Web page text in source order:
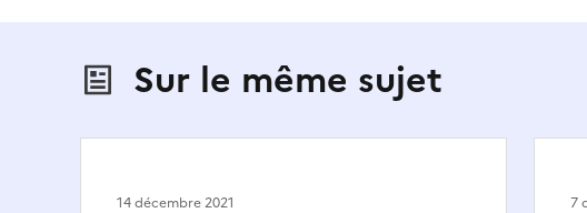
Sur le même sujet
14 décembre 2021 7